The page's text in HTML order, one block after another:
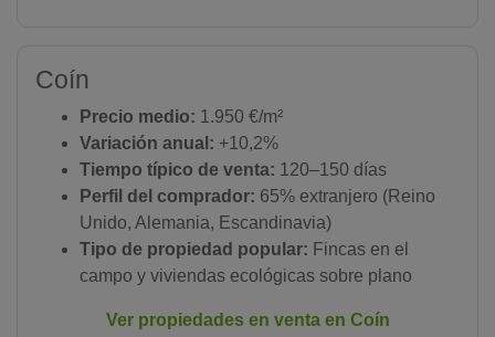
Coín
Precio medio: 1.950 €/m²
Variación anual: +10,2%
Tiempo típico de venta: 120–150 días
Perfil del comprador: 65% extranjero (Reino
Unido, Alemania, Escandinavia)
Tipo de propiedad popular: Fincas en el
campo y viviendas ecológicas sobre plano
Ver propiedades en venta en Coín